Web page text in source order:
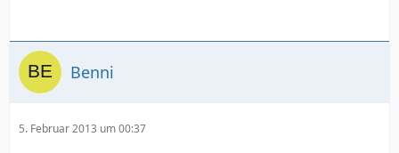
Benni
5. Februar 2013 um 00:37